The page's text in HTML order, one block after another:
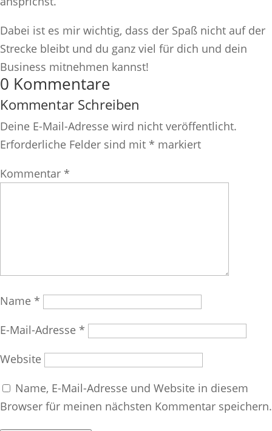
Dabei ist es mir wichtig, dass der Spaß nicht auf der
Strecke bleibt und du ganz viel für dich und dein
Business mitnehmen kannst!
0 Kommentare
Kommentar Schreiben
Deine E-Mail-Adresse wird nicht veröffentlicht.
Erforderliche Felder sind mit * markiert
Kommentar *
Name *
E-Mail-Adresse *
Website
Name, E-Mail-Adresse und Website in diesem
Browser für meinen nächsten Kommentar speichern.